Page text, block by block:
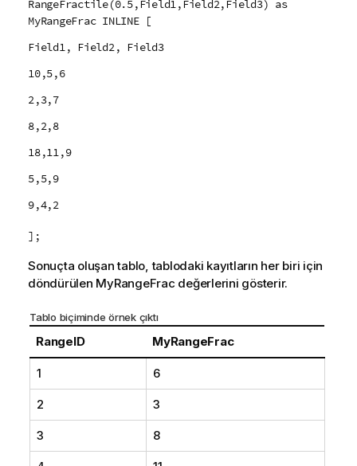
RangeFractile(0.5,Field1,Field2,Field3) as
MyRangeFrac INLINE [
Field1, Field2, Field3
10,5,6
2,3,7
8,2,8
18,11,9
5,5,9
9,4,2
];
Sonuçta oluşan tablo, tablodaki kayıtların her biri için
döndürülen MyRangeFrac değerlerini gösterir.
Tablo biçiminde örnek çıktı
RangeID MyRangeFrac
1 6
2 3
3 8